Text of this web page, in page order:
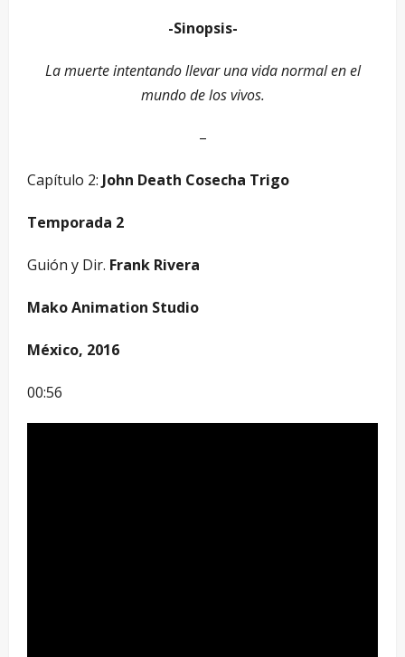
-Sinopsis-
La muerte intentando llevar una vida normal en el
mundo de los vivos.
–
Capítulo 2: John Death Cosecha Trigo
Temporada 2
Guión y Dir. Frank Rivera
Mako Animation Studio
México, 2016
00:56